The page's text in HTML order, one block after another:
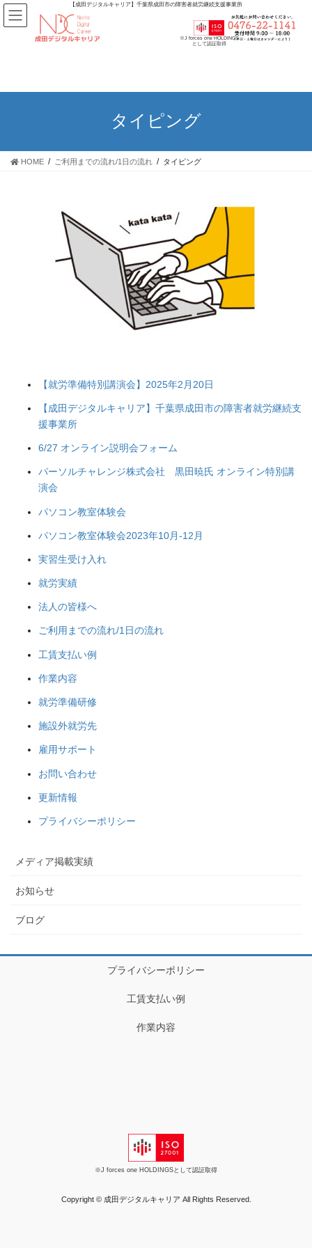
【成田デジタルキャリア】千葉県成田市の障害者就労継続支援事業所
※J forces one HOLDINGS
として認証取得
タイピング
HOME ご利用までの流れ/1日の流れ タイピング
【就労準備特別講演会】2025年2月20日
【成田デジタルキャリア】千葉県成田市の障害者就労継続支
援事業所
6/27 オンライン説明会フォーム
パーソルチャレンジ株式会社 黒田暁氏 オンライン特別講
演会
パソコン教室体験会
パソコン教室体験会2023年10月-12月
実習生受け入れ
就労実績
法人の皆様へ
ご利用までの流れ/1日の流れ
工賃支払い例
作業内容
就労準備研修
施設外就労先
雇用サポート
お問い合わせ
更新情報
プライバシーポリシー
メディア掲載実績
お知らせ
ブログ
プライバシーポリシー
工賃支払い例
作業内容
※J forces one HOLDINGSとして認証取得
Copyright © 成田デジタルキャリア All Rights Reserved.